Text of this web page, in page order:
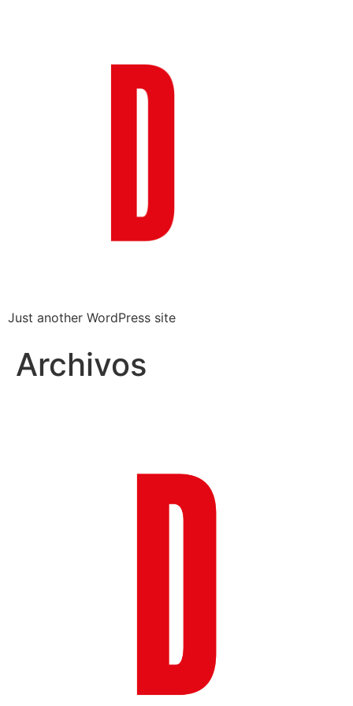
Just another WordPress site
Archivos